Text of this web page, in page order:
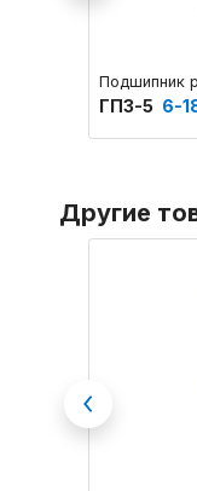
Подшипник
ГПЗ-5 6-
Другие
Previous